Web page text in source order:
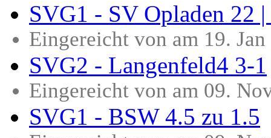
SVG1 - SV Opladen 22
Eingereicht von am 19.
SVG2 - Langenfeld4 3-1
Eingereicht von am 09.
SVG1 - BSW 4.5 zu 1.5